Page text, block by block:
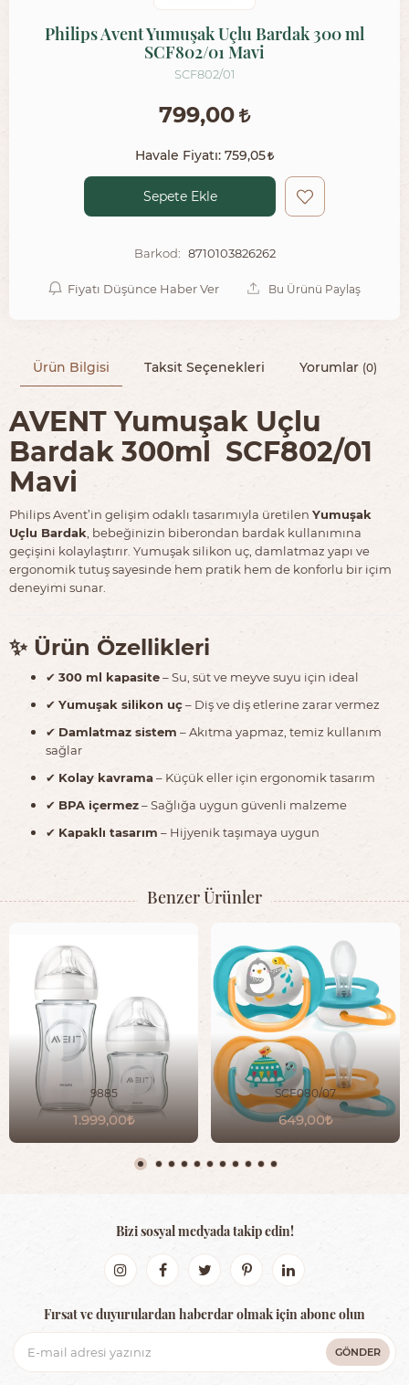
Philips Avent Yumuşak Uçlu Bardak 300 ml
SCF802/01 Mavi
SCF802/01
799,00
Havale Fiyatı: 759,05
Sepete Ekle
Barkod: 8710103826262
Fiyatı Düşünce Haber Ver Bu Ürünü Paylaş
Ürün Bilgisi Taksit Seçenekleri Yorumlar (0)
AVENT Yumuşak Uçlu
Bardak 300ml SCF802/01
Mavi
Philips Avent’in gelişim odaklı tasarımıyla üretilen Yumuşak
Uçlu Bardak , bebeğinizin biberondan bardak kullanımına
geçişini kolaylaştırır. Yumuşak silikon uç, damlatmaz yapı ve
ergonomik tutuş sayesinde hem pratik hem de konforlu bir içim
deneyimi sunar.
✨ Ürün Özellikleri
✔ 300 ml kapasite– Su, süt ve meyve suyu için ideal
✔ Yumuşak silikon uç– Diş ve diş etlerine zarar vermez
✔ Damlatmaz sistem – Akıtma yapmaz, temiz kullanım
sağlar
✔ Kolay kavrama– Küçük eller için ergonomik tasarım
✔ BPA içermez– Sağlığa uygun güvenli malzeme
✔ Kapaklı tasarım – Hijyenik taşımaya uygun
Benzer Ürünler
9885
1.999,00
SCF080/07
649,00
Bizi sosyal medyada takip edin!
Fırsat ve duyurulardan haberdar olmak için abone olun
GÖNDER